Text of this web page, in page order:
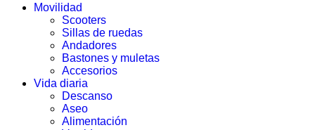
Movilidad
Scooters
Sillas de ruedas
Andadores
Bastones y muletas
Accesorios
Vida diaria
Descanso
Aseo
Alimentación